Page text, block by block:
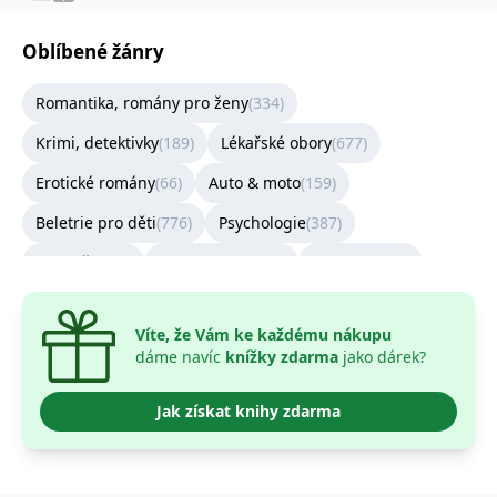
Oblíbené žánry
Romantika, romány pro ženy(334)
Krimi, detektivky(189) Lékařské obory(677)
Erotické romány(66) Auto & moto(159)
Beletrie pro děti(776) Psychologie(387)
Kuchařky
Víte, že Vám ke každému nákupu
dáme navíc knížky zdarma jako dárek?
Jak získat knihy zdarma
být specifické
pro daný
web, ale
příkladem je
přihlášeného